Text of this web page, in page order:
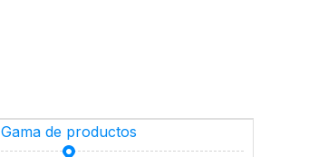
Gama de productos